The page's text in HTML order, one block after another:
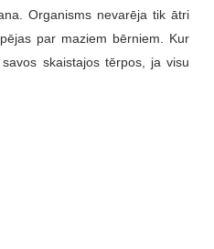
Organisms nevarēja tik ātri
par maziem bērniem. Kur
skaistajos tērpos, ja visu